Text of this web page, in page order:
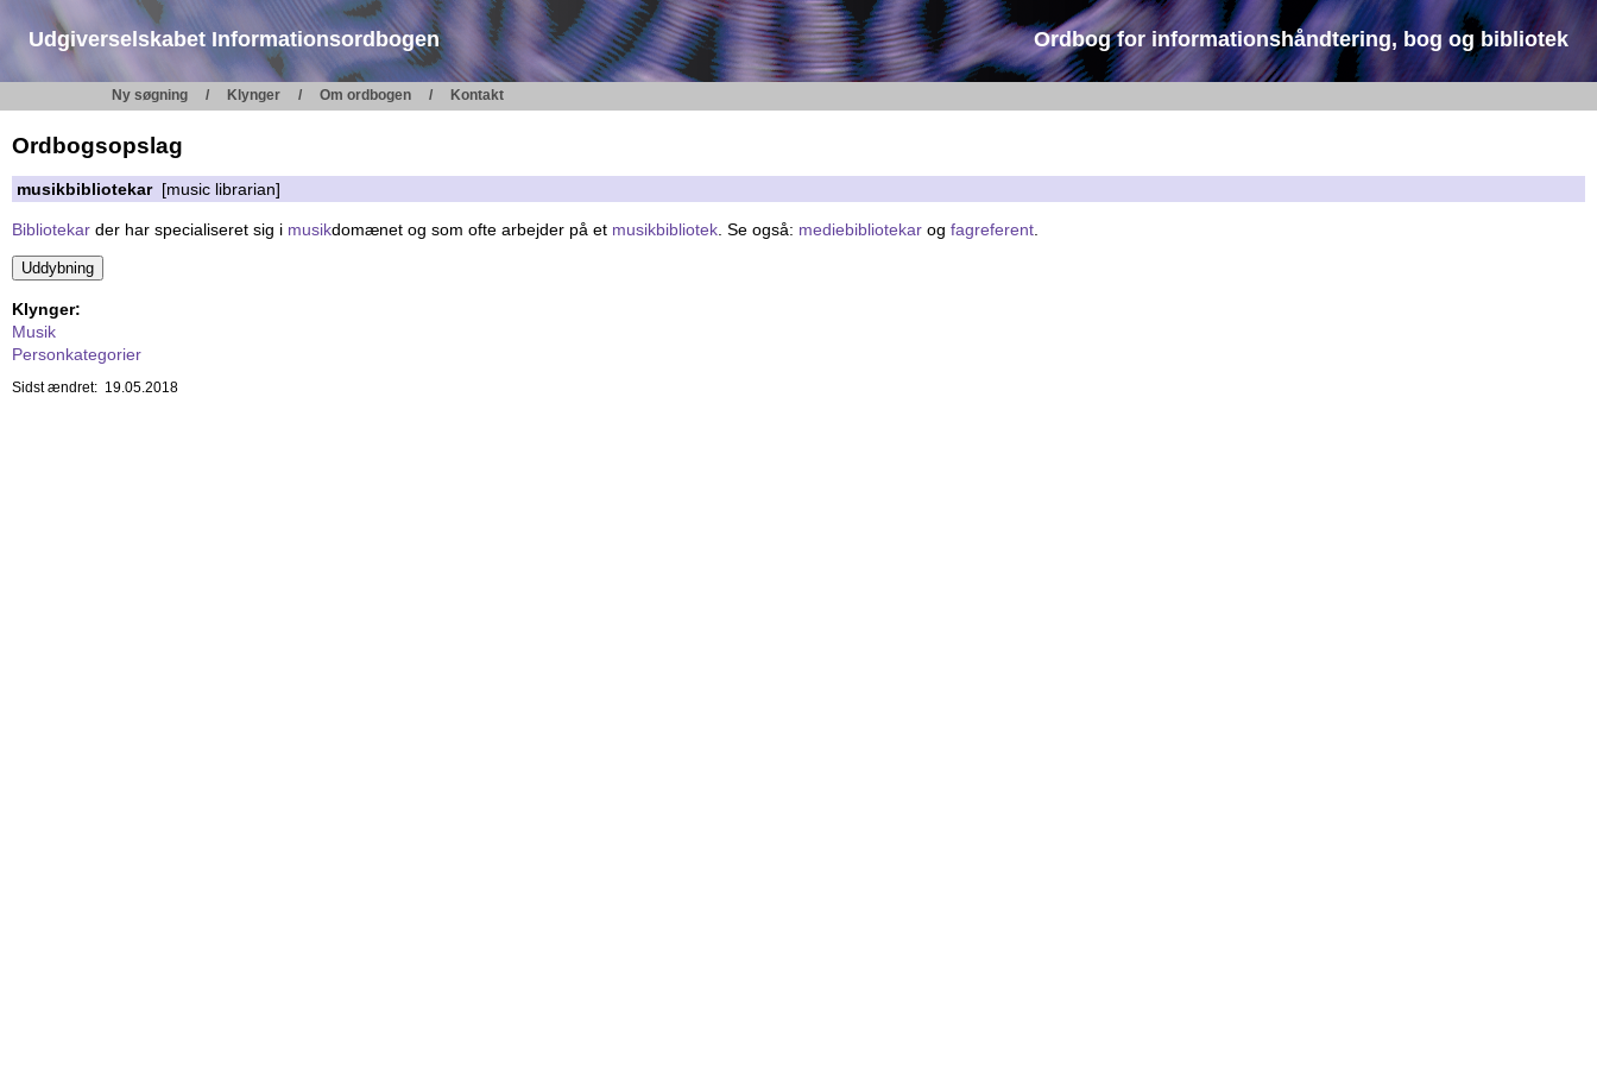
Udgiverselskabet Informationsordbogen Ordbog for informationshåndtering, bog og bibliotek
Ny søgning Klynger Om ordbogen Kontakt
Ordbogsopslag
musikbibliotekar[music librarian]
Bibliotekar der har specialiseret sig i musikdomænet og som ofte arbejder på et musikbibliotek . Se også: mediebibliotekar og fagreferent
Klynger:
Musik
Personkategorier
Sidst ændret: 19.05.2018